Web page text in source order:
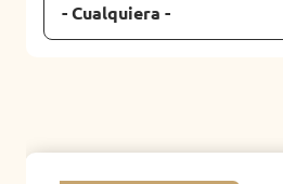
- Cualquiera -